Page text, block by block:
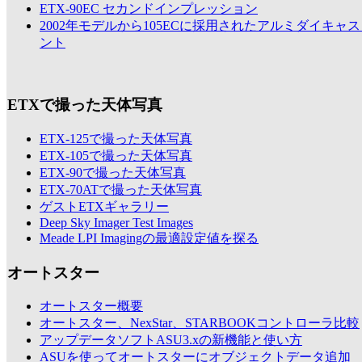
ETX-90EC セカンドインプレッション
2002年モデルから105ECに採用されたアルミダイキャ
ント
ETXで撮った天体写真
ETX-125で撮った天体写真
ETX-105で撮った天体写真
ETX-90で撮った天体写真
ETX-70ATで撮った天体写真
ゲストETXギャラリー
Deep Sky Imager Test Images
Meade LPI Imagingの最適設定値を探る
オートスター
オートスター概要
オートスター、NexStar、STARBOOKコントローラ比較
アップデータソフトASU3.xの新機能と使い方
ASUを使ってオートスターにオブジェクトデータ追加